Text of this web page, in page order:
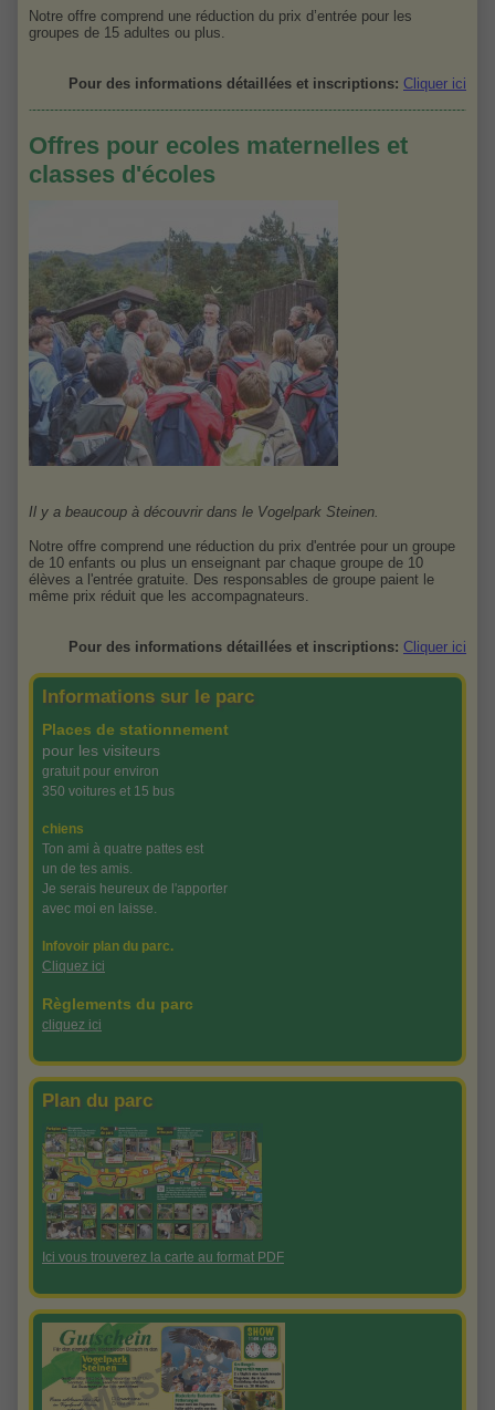
Notre offre comprend une réduction du prix d’entrée pour les
groupes de 15 adultes ou plus.
Pour des informations détaillées et inscriptions: Cliquer ici
Offres pour ecoles maternelles et
classes d'écoles
Il y a beaucoup à découvrir dans le Vogelpark Steinen.
Notre offre comprend une réduction du prix d'entrée pour un groupe
de 10 enfants ou plus un enseignant par chaque groupe de 10
élèves a l'entrée gratuite. Des responsables de groupe paient le
même prix réduit que les accompagnateurs.
Pour des informations détaillées et inscriptions: Cliquer ici
Informations sur le parc
Places de stationnement
pour les visiteurs
gratuit pour environ
350 voitures et 15 bus
chiens
Ton ami à quatre pattes est
un de tes amis.
Je serais heureux de l'apporter
avec moi en laisse.
Infovoir plan du parc.
Cliquez ici
Règlements du parc
cliquez ici
Plan du parc
Ici vous trouverez la carte au format PDF